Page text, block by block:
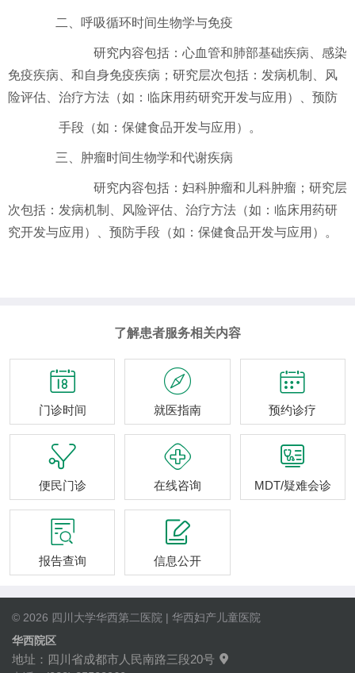
二、 呼吸循环时间生物学与免疫
研究内容包括：心血管和肺部基础疾病、感染
免疫疾病、和自身免疫疾病；研究层次包括：发病机制、风
险评估、治疗方法（如：临床用药研究开发与应用）、预防
手段（如：保健食品开发与应用）。
三、 肿瘤时间生物学和代谢疾病
研究内容包括：妇科肿瘤和儿科肿瘤；研究层
次包括：发病机制、风险评估、治疗方法（如：临床用药研
究开发与应用）、预防手段（如：保健食品开发与应用）。
了解患者服务相关内容

门诊时间

就医指南

预约诊疗

便民门诊

在线咨询

MDT/疑难会诊

报告查询

信息公开
© 2026 四川大学华西第二医院 | 华西妇产儿童医院
华西院区
地址：四川省成都市人民南路三段20号 